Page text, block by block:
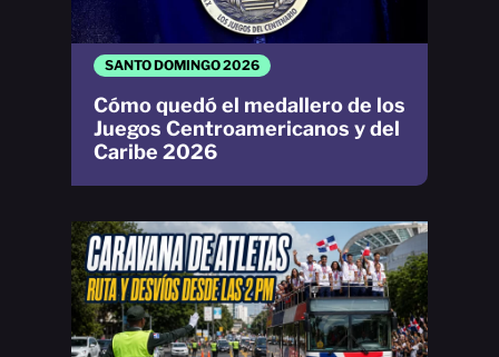
SANTO DOMINGO 2026
Cómo quedó el medallero de los
Juegos Centroamericanos y del
Caribe 2026